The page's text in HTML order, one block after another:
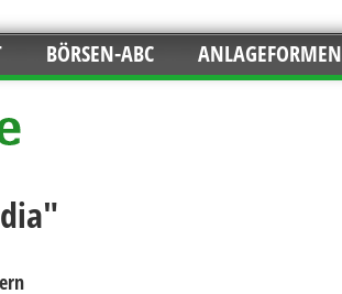
BÖRSEN-ABC ANLAGEFORMEN